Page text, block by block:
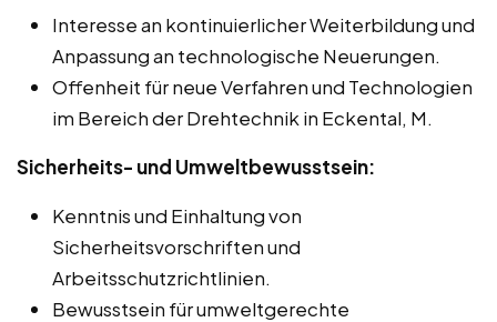
Interesse an kontinuierlicher Weiterbildung und
Anpassung an technologische Neuerungen.
Offenheit für neue Verfahren und Technologien
im Bereich der Drehtechnik in Eckental, M.
Sicherheits- und Umweltbewusstsein:
Kenntnis und Einhaltung von
Sicherheitsvorschriften und
Arbeitsschutzrichtlinien.
Bewusstsein für umweltgerechte